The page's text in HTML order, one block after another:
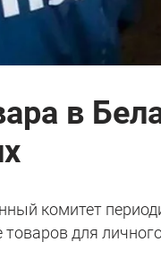
в
комитет
товаров для